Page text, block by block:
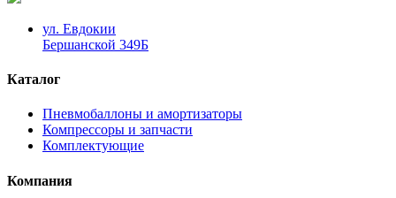
ул. Евдокии
Бершанской 349Б
Каталог
Пневмобаллоны и амортизаторы
Компрессоры и запчасти
Комплектующие
Компания